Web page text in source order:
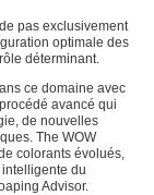
pas exclusivement
optimale des
déterminant.
ce domaine avec
avancé qui
de nouvelles
The WOW
colorants évolués,
du
Advisor.